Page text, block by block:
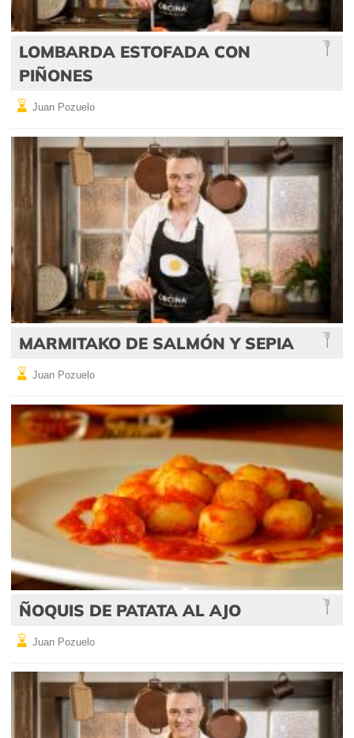
LOMBARDA ESTOFADA CON
PIÑONES
Juan Pozuelo
MARMITAKO DE SALMÓN Y SEPIA
Juan Pozuelo
ÑOQUIS DE PATATA AL AJO
Juan Pozuelo